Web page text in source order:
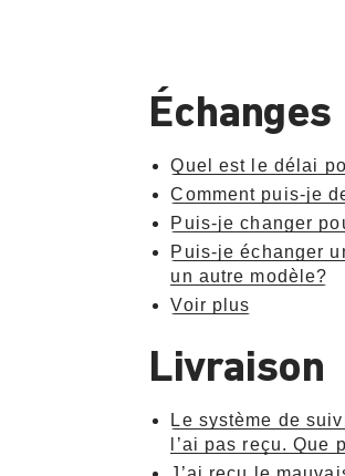
Échanges
Quel est le délai
Comment puis-je
Puis-je changer
Puis-je échanger
un autre modèle?
Voir plus
Livraison
Le système de
l’ai pas reçu. Que